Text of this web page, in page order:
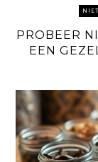
PROBEER
EEN